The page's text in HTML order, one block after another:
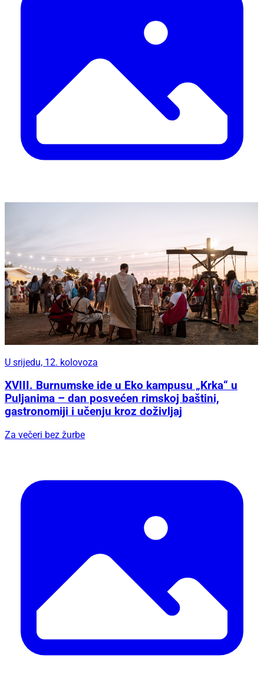
U srijedu, 12. kolovoza
XVIII. Burnumske ide u Eko kampusu „Krka“ u
Puljanima – dan posvećen rimskoj baštini,
gastronomiji i učenju kroz doživljaj
Za večeri bez žurbe